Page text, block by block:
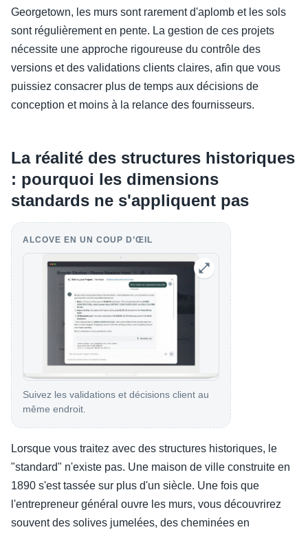
Georgetown, les murs sont rarement d'aplomb et les sols
sont régulièrement en pente. La gestion de ces projets
nécessite une approche rigoureuse du contrôle des
versions et des validations clients claires, afin que vous
puissiez consacrer plus de temps aux décisions de
conception et moins à la relance des fournisseurs.
La réalité des structures historiques
: pourquoi les dimensions
standards ne s'appliquent pas
ALCOVE EN UN COUP D’ŒIL
Suivez les validations et décisions client au
même endroit.
Lorsque vous traitez avec des structures historiques, le
"standard" n'existe pas. Une maison de ville construite en
1890 s'est tassée sur plus d'un siècle. Une fois que
l'entrepreneur général ouvre les murs, vous découvrirez
souvent des solives jumelées, des cheminées en